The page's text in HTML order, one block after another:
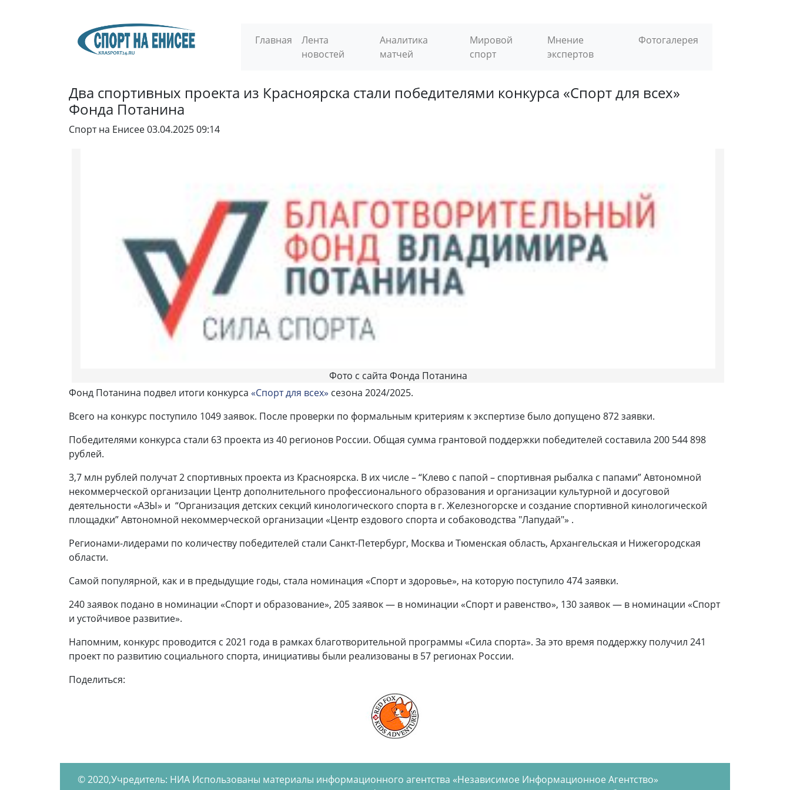
Главная
Лента
новостей
Аналитика
матчей
Мировой
спорт
Мнение
экспертов
Фотогалерея
Два спортивных проекта из Красноярска стали победителями конкурса «Спорт для всех»
Фонда Потанина
Спорт на Енисее03.04.2025 09:14
Фото с сайта Фонда Потанина
Фонд Потанина подвел итоги конкурса «Спорт для всех» сезона 2024/2025.
Всего на конкурс поступило 1049 заявок. После проверки по формальным критериям к экспертизе было допущено 872 заявки.
Победителями конкурса стали 63 проекта из 40 регионов России. Общая сумма грантовой поддержки победителей составила 200 544 898
рублей.
3,7 млн рублей получат 2 спортивных проекта из Красноярска. В их числе – “Клево с папой – спортивная рыбалка с папами” Автономной
некоммерческой организации Центр дополнительного профессионального образования и организации культурной и досуговой
деятельности «АЗЫ» и “Организация детских секций кинологического спорта в г. Железногорске и создание спортивной кинологической
площадки” Автономной некоммерческой организации «Центр ездового спорта и собаководства "Лапудай"» .
Регионами-лидерами по количеству победителей стали Санкт-Петербург, Москва и Тюменская область, Архангельская и Нижегородская
области.
Самой популярной, как и в предыдущие годы, стала номинация «Спорт и здоровье», на которую поступило 474 заявки.
240 заявок подано в номинации «Спорт и образование», 205 заявок — в номинации «Спорт и равенство», 130 заявок — в номинации «Спорт
и устойчивое развитие».
Напомним, конкурс проводится с 2021 года в рамках благотворительной программы «Сила спорта». За это время поддержку получил 241
проект по развитию социального спорта, инициативы были реализованы в 57 регионах России.
Поделиться:
© 2020,Учредитель: НИА Использованы материалы информационного агентства «Независимое Информационное Агентство»